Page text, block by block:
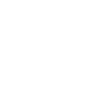
il diritto di utilizzare i
disponibili i Servizi
per la gestione di
provider di servizi o
materiale che potrebbe
intellettuale o altri